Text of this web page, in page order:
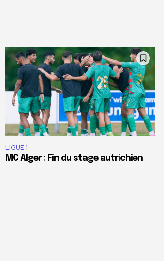
LIGUE 1
MC Alger : Fin du stage autrichien